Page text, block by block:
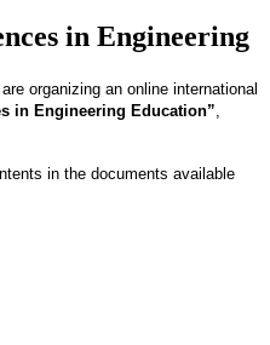
in Engineering
organizing an online international
in Engineering Education”
in the documents available